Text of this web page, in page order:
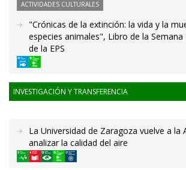
ACTIVIDADES CULTURALES
"Crónicas de la extinción: la vida y la
especies animales", Libro de la
de la EPS
INVESTIGACIÓN Y TRANSFERENCIA
La Universidad de Zaragoza vuelve a la
analizar la calidad del aire